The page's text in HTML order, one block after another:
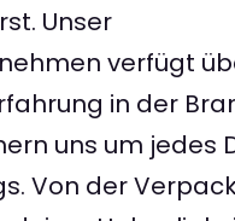
Unser
verfügt
in der
uns um jedes
Von der